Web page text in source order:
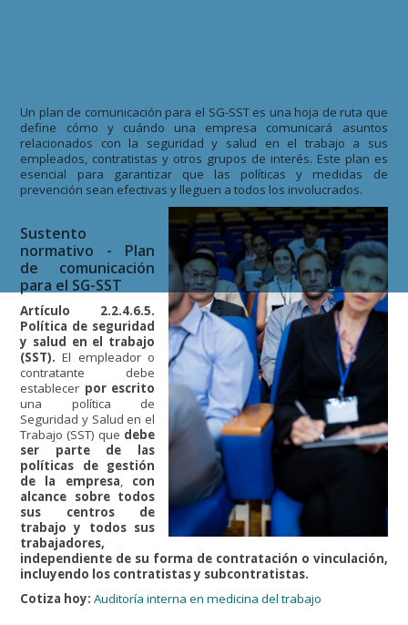
Un plan de comunicación para el SG-SST es una hoja de ruta que
define cómo y cuándo una empresa comunicará asuntos
relacionados con la seguridad y salud en el trabajo a sus
empleados, contratistas y otros grupos de interés. Este plan es
esencial para garantizar que las políticas y medidas de
prevención sean efectivas y lleguen a todos los involucrados.
Sustento
normativo - Plan
de comunicación
para el SG-SST
Artículo 2.2.4.6.5.
Política de seguridad
y salud en el trabajo
(SST). El empleador o
contratante debe
establecer por escrito
una política de
Seguridad y Salud en el
Trabajo (SST) que debe
ser parte de las
políticas de gestión
de la empresa, con
alcance sobre todos
sus centros de
trabajo y todos sus
trabajadores,
independiente de su forma de contratación o vinculación,
incluyendo los contratistas y subcontratistas.
Cotiza hoy:Auditoría interna en medicina del trabajo